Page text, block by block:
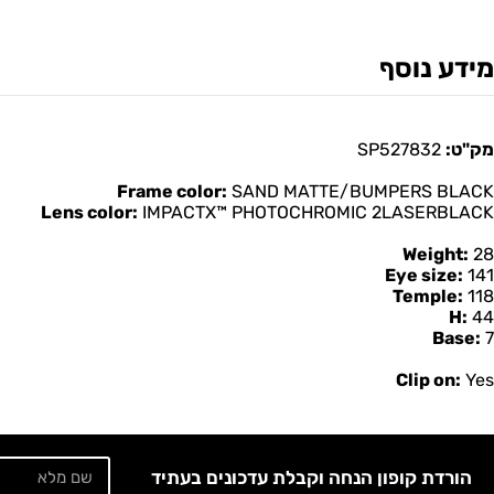
מידע נוסף
מק"ט:
Frame color: SAND MATTE/BUMPERS BLACK
Lens color: IMPACTX™ PHOTOCHROMIC 2LASERBLACK
Weight: 28
Eye size: 141
Temple: 118
H: 44
Base: 7
Clip on: Yes
הורדת קופון הנחה וקבלת עדכונים בעתיד